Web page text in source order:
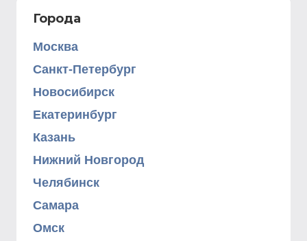
Города
Москва
Санкт-Петербург
Новосибирск
Екатеринбург
Казань
Нижний Новгород
Челябинск
Самара
Омск